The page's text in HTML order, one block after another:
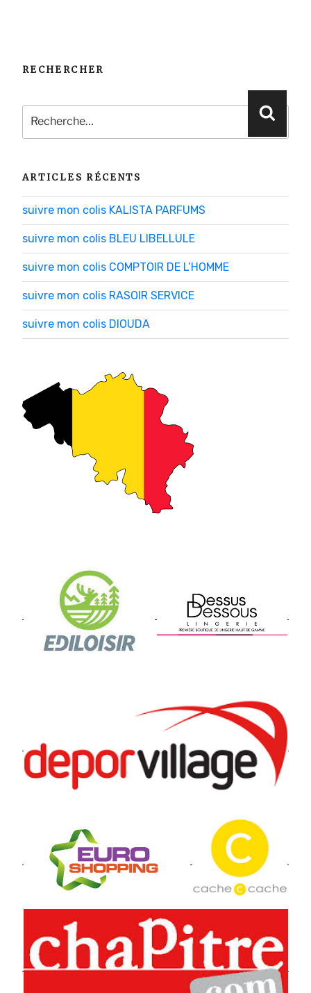
RECHERCHER
Recherche
pour
:
ARTICLES RÉCENTS
suivre mon colis KALISTA PARFUMS
suivre mon colis BLEU LIBELLULE
suivre mon colis COMPTOIR DE L’HOMME
suivre mon colis RASOIR SERVICE
suivre mon colis DIOUDA